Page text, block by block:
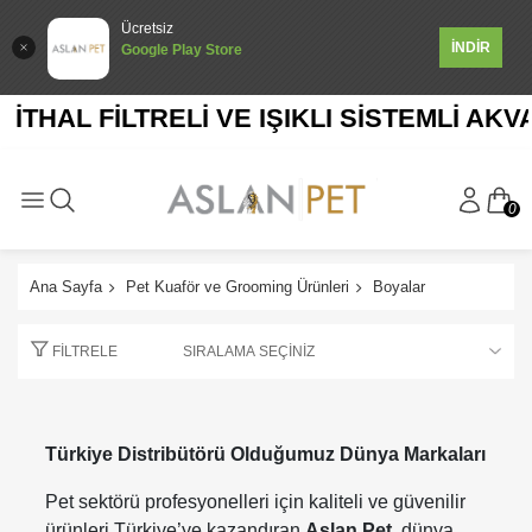
Ücretsiz
Google Play Store
İNDİR
FİLTRELİ VE IŞIKLI SİSTEMLİ
0
Ana Sayfa Pet Kuaför ve Grooming Ürünleri Boyalar
FILTRELE
Türkiye Distribütörü Olduğumuz Dünya Markaları
Pet sektörü profesyonelleri için kaliteli ve güvenilir